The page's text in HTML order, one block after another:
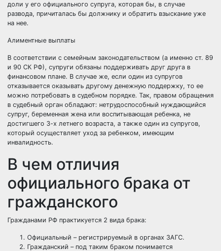
доли у его официального супруга, которая бы, в случае
развода, причиталась бы должнику и обратить взыскание уже
на нее.
Алиментные выплаты
В соответствии с семейным законодательством (а именно ст. 89
и 90 СК РФ), супруги обязаны поддерживать друг друга в
финансовом плане. В случае же, если один из супругов
отказывается оказывать другому денежную поддержку, то ее
можно потребовать в судебном порядке. Так, правом обращения
в судебный орган обладают: нетрудоспособный нуждающийся
супруг, беременная жена или воспитывающая ребенка, не
достигшего 3-х летнего возраста, а также один из супругов,
который осуществляет уход за ребенком, имеющим
инвалидность.
В чем отличия
официального брака от
гражданского
Гражданами РФ практикуется 2 вида брака:
Официальный – регистрируемый в органах ЗАГС.
Гражданский – под таким браком понимается